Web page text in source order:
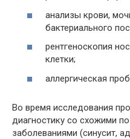
анализы крови,
бактериального
рентгеноскопия
клетки;
аллергическая
Во время исследования
диагностику со схожими
заболеваниями (синусит,